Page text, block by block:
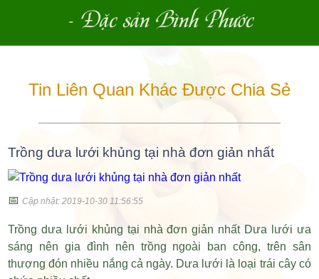
- Đặc sản Bình Phước
Tin Liên Quan Khác Được Chia Sẻ
Trồng dưa lưới khủng tại nhà đơn giản nhất
📅Cập nhật: 2019-10-30 11:56:55
Trồng dưa lưới khủng tại nhà đơn giản nhất Dưa lưới ưa
sáng nên gia đình nên trồng ngoài ban công, trên sân
thượng đón nhiều nắng cả ngày. Dưa lưới là loại trái cây có